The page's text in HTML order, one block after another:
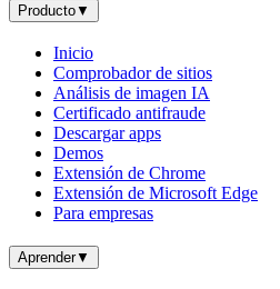
Producto▼
Inicio
Comprobador de sitios
Análisis de imagen IA
Certificado antifraude
Descargar apps
Demos
Extensión de Chrome
Extensión de Microsoft Edge
Para empresas
Aprender▼